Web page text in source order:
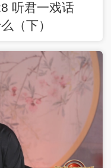
听君一戏话
（下）